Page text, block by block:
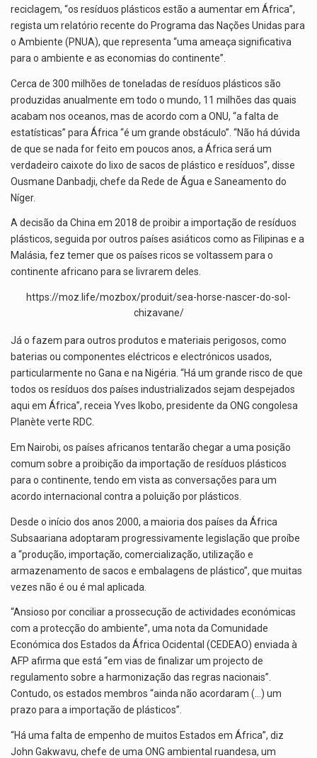
reciclagem, “os resíduos plásticos estão a aumentar em África”,
regista um relatório recente do Programa das Nações Unidas para
o Ambiente (PNUA), que representa “uma ameaça significativa
para o ambiente e as economias do continente”.
Cerca de 300 milhões de toneladas de resíduos plásticos são
produzidas anualmente em todo o mundo, 11 milhões das quais
acabam nos oceanos, mas de acordo com a ONU, “a falta de
estatísticas” para África “é um grande obstáculo”. “Não há dúvida
de que se nada for feito em poucos anos, a África será um
verdadeiro caixote do lixo de sacos de plástico e resíduos”, disse
Ousmane Danbadji, chefe da Rede de Água e Saneamento do
Níger.
A decisão da China em 2018 de proibir a importação de resíduos
plásticos, seguida por outros países asiáticos como as Filipinas e a
Malásia, fez temer que os países ricos se voltassem para o
continente africano para se livrarem deles.
https://moz.life/mozbox/produit/sea-horse-nascer-do-sol-
chizavane/
Já o fazem para outros produtos e materiais perigosos, como
baterias ou componentes eléctricos e electrónicos usados,
particularmente no Gana e na Nigéria. “Há um grande risco de que
todos os resíduos dos países industrializados sejam despejados
aqui em África”, receia Yves Ikobo, presidente da ONG congolesa
Planète verte RDC.
Em Nairobi, os países africanos tentarão chegar a uma posição
comum sobre a proibição da importação de resíduos plásticos
para o continente, tendo em vista as conversações para um
acordo internacional contra a poluição por plásticos.
Desde o início dos anos 2000, a maioria dos países da África
Subsaariana adoptaram progressivamente legislação que proíbe
a “produção, importação, comercialização, utilização e
armazenamento de sacos e embalagens de plástico”, que muitas
vezes não é ou é mal aplicada.
“Ansioso por conciliar a prossecução de actividades económicas
com a protecção do ambiente”, uma nota da Comunidade
Económica dos Estados da África Ocidental (CEDEAO) enviada à
AFP afirma que está “em vias de finalizar um projecto de
regulamento sobre a harmonização das regras nacionais”.
Contudo, os estados membros “ainda não acordaram (…) um
prazo para a importação de plásticos”.
“Há uma falta de empenho de muitos Estados em África”, diz
John Gakwavu, chefe de uma ONG ambiental ruandesa, um